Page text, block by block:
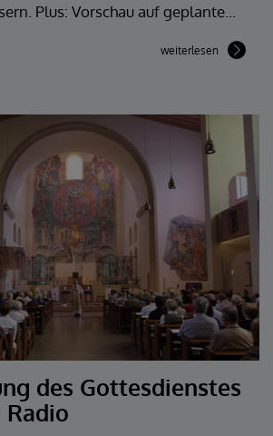
Plus: Vorschau auf geplante...
weiterlesen
des Gottesdienstes
Radio